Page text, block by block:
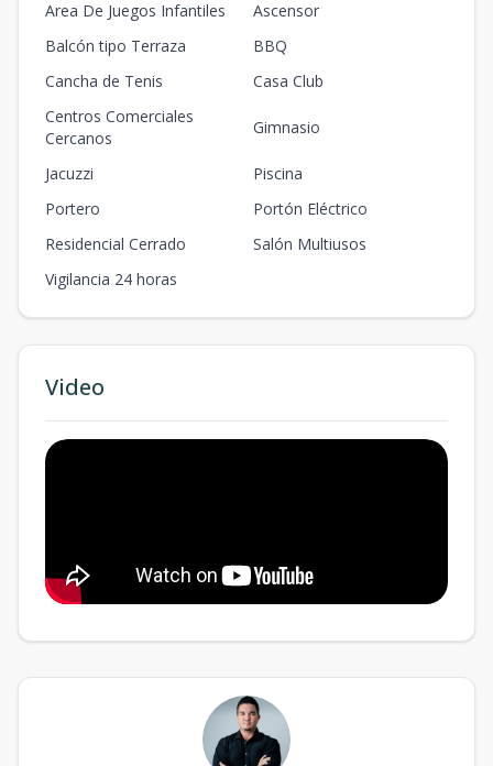
Area De Juegos Infantiles
Ascensor
Balcón tipo Terraza
BBQ
Cancha de Tenis
Casa Club
Centros Comerciales
Cercanos
Gimnasio
Jacuzzi
Piscina
Portero
Portón Eléctrico
Residencial Cerrado
Salón Multiusos
Vigilancia 24 horas
Video